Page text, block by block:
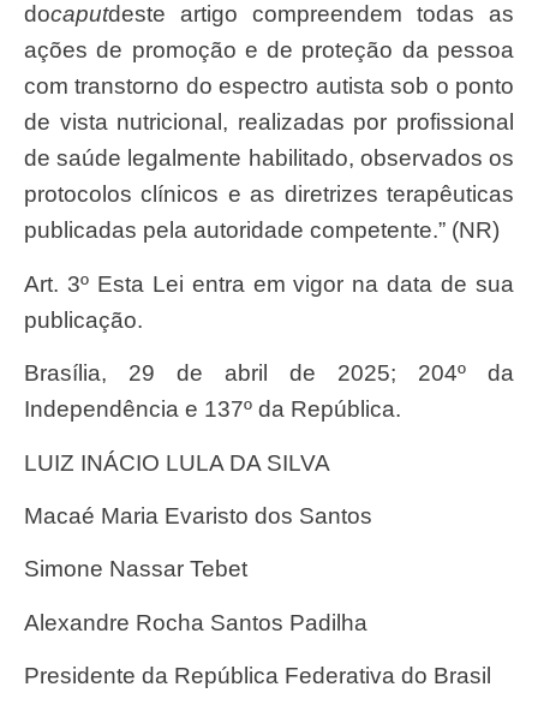
do caputdeste artigo compreendem todas as
ações de promoção e de proteção da pessoa
com transtorno do espectro autista sob o ponto
de vista nutricional, realizadas por profissional
de saúde legalmente habilitado, observados os
protocolos clínicos e as diretrizes terapêuticas
publicadas pela autoridade competente.” (NR)
Art. 3º Esta Lei entra em vigor na data de sua
publicação.
Brasília, 29 de abril de 2025; 204º da
Independência e 137º da República.
LUIZ INÁCIO LULA DA SILVA
Macaé Maria Evaristo dos Santos
Simone Nassar Tebet
Alexandre Rocha Santos Padilha
Presidente da República Federativa do Brasil